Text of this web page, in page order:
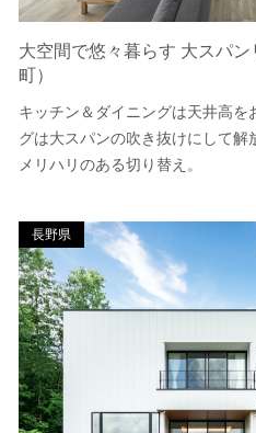
大空間で悠々暮らす 大スパ
町）
キッチン＆ダイニングは天井高
グは大スパンの吹き抜けにして解
メリハリのある切り替え。
長野県